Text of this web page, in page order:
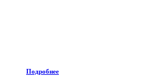
Подробнее